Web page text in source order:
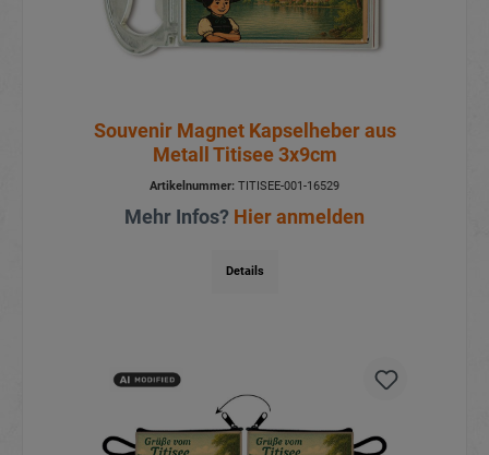
Souvenir Magnet Kapselheber aus
Metall Titisee 3x9cm
Artikelnummer: TITISEE-001-16529
Mehr Infos? Hier anmelden
Details